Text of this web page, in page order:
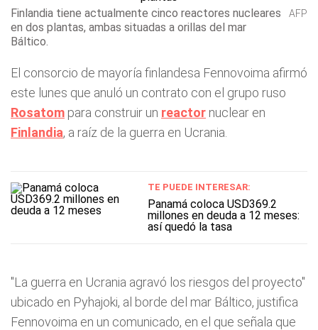
Finlandia tiene actualmente cinco reactores nucleares
en dos plantas, ambas situadas a orillas del mar
Báltico.
AFP
El consorcio de mayoría finlandesa Fennovoima afirmó
este lunes que anuló un contrato con el grupo ruso
Rosatom para construir un reactor nuclear en
Finlandia, a raíz de la guerra en Ucrania.
TE PUEDE INTERESAR:
Panamá coloca USD369.2
millones en deuda a 12 meses:
así quedó la tasa
"La guerra en Ucrania agravó los riesgos del proyecto"
ubicado en Pyhajoki, al borde del mar Báltico, justifica
Fennovoima en un comunicado, en el que señala que